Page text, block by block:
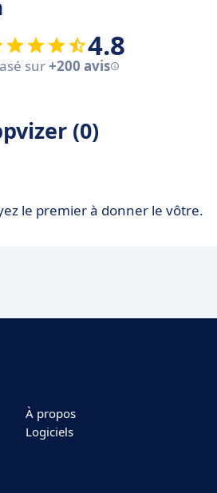
4.8
sur+200 avis
(0)
le premier à donner le vôtre.
À propos
Logiciels